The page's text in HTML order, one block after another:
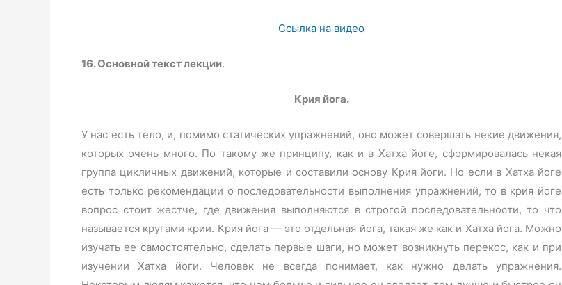
Ссылка на видео
16. Основной текст лекции.
Крия йога.
У нас есть тело, и, помимо статических упражнений, оно может совершать некие движения,
которых очень много. По такому же принципу, как и в Хатха йоге, сформировалась некая
группа цикличных движений, которые и составили основу Крия йоги. Но если в Хатха йоге
есть только рекомендации о последовательности выполнения упражнений, то в крия йоге
вопрос стоит жестче, где движения выполняются в строгой последовательности, то что
называется кругами крии. Крия йога — это отдельная йога, такая же как и Хатха йога. Можно
изучать ее самостоятельно, сделать первые шаги, но может возникнуть перекос, как и при
изучении Хатха йоги. Человек не всегда понимает, как нужно делать упражнения.